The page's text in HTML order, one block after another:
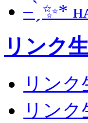
– ̗̀ ✨*
リンク
リン
リン